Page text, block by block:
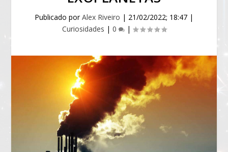
Publicado porAlex Riveiro | 21/02/2022; 18:47 |
Curiosidades | 0 |